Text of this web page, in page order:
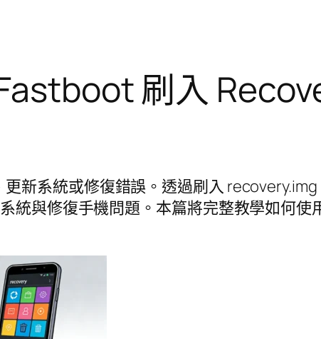
刷入
新系統或修復錯誤。透過刷入
統與修復手機問題。本篇將完整教學如何使